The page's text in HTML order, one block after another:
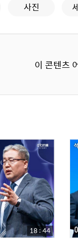
사진
이 콘텐츠
18 : 44